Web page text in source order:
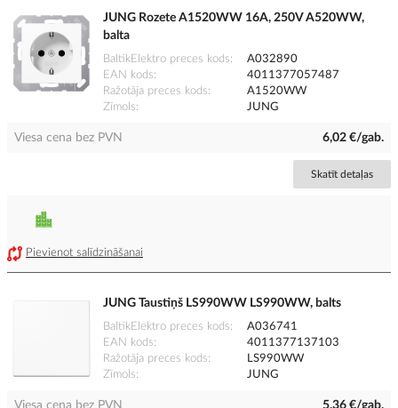
JUNG Rozete A1520WW 16A, 250V A520WW,
balta
BaltikElektro preces kods
A032890
EAN kods
4011377057487
Ražotāja preces kods
A1520WW
Zīmols
JUNG
Viesa cena bez PVN 6,02 €/gab.
Skatīt detaļas
Pievienot salīdzināšanai
JUNG Taustiņš LS990WW LS990WW, balts
BaltikElektro preces kods
A036741
EAN kods
4011377137103
Ražotāja preces kods
LS990WW
Zīmols
JUNG